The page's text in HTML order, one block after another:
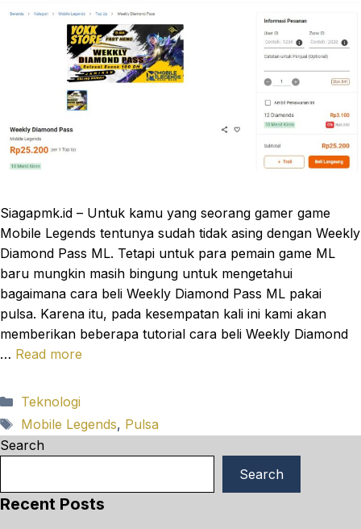
Siagapmk.id – Untuk kamu yang seorang gamer game
Mobile Legends tentunya sudah tidak asing dengan Weekly
Diamond Pass ML. Tetapi untuk para pemain game ML
baru mungkin masih bingung untuk mengetahui
bagaimana cara beli Weekly Diamond Pass ML pakai
pulsa. Karena itu, pada kesempatan kali ini kami akan
memberikan beberapa tutorial cara beli Weekly Diamond
… Read more
Categories
Teknologi
Tags
Mobile Legends, Pulsa
Search
Search
Recent Posts